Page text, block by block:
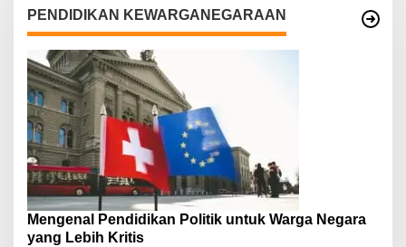
PENDIDIKAN KEWARGANEGARAAN
Mengenal Pendidikan Politik untuk Warga Negara
yang Lebih Kritis